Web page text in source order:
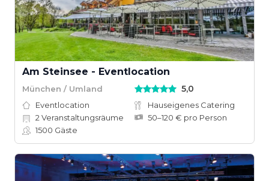
Am Steinsee - Eventlocation
München / Umland 5,0
Eventlocation
Hauseigenes Catering
2 Veranstaltungsräume
50–120 € pro Person
1500 Gäste